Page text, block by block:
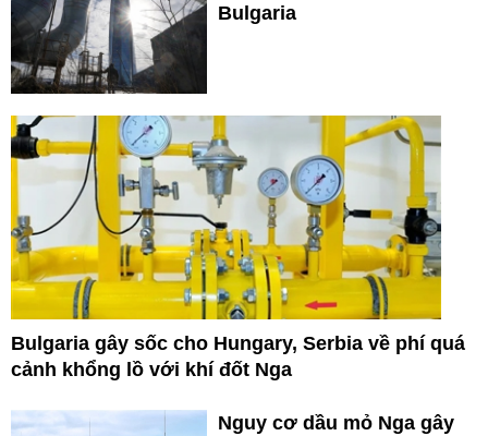
Bulgaria
Bulgaria gây sốc cho Hungary, Serbia về phí quá
cảnh khổng lồ với khí đốt Nga
Nguy cơ dầu mỏ Nga gây